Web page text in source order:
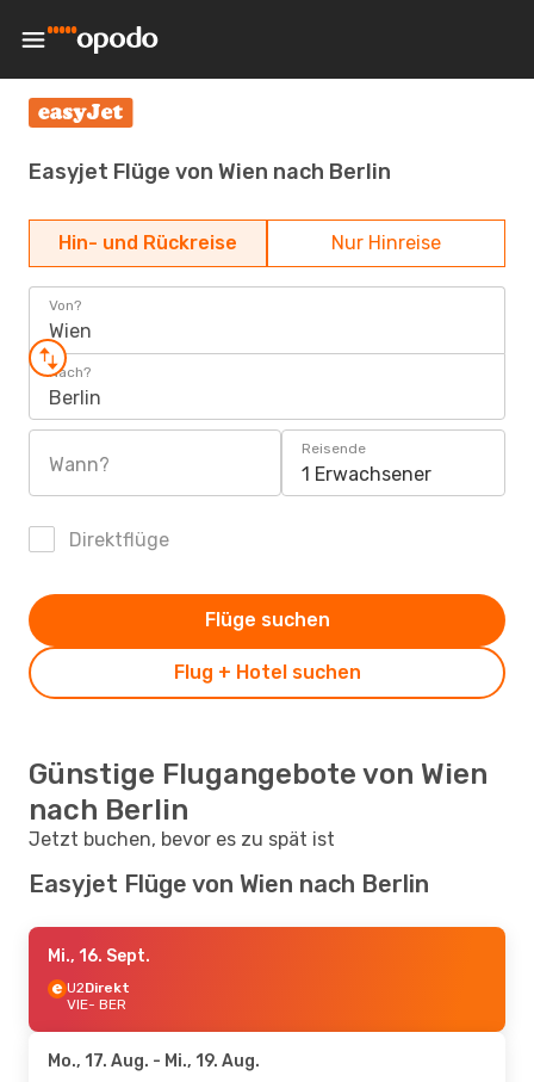
Easyjet Flüge von Wien nach Berlin
Hin- und Rückreise Nur Hinreise
Von?
Wien
Nach?
Berlin
Wann?
Reisende
1 Erwachsener
Direktflüge
Flug + Hotel suchen
Flüge suchen
Günstige Flugangebote von Wien
nach Berlin
Jetzt buchen, bevor es zu spät ist
Easyjet Flüge von Wien nach Berlin
Mi., 16. Sept.
U2Direkt
VIE- BER
Mo., 17. Aug. - Mi., 19. Aug.